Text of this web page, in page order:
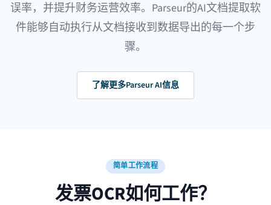
误率，并提升财务运营效率。Parseur的AI文档提取软
件能够自动执行从文档接收到数据导出的每一个步
骤。
了解更多Parseur AI信息
简单工作流程
发票OCR如何工作？